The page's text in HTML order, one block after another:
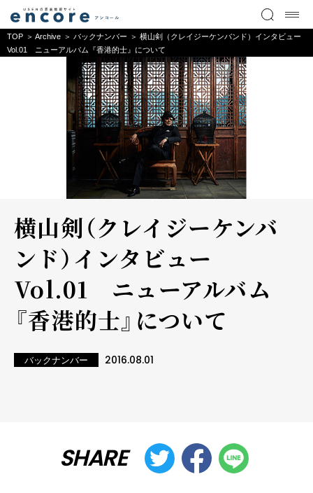
TOP Archive バックナンバー
横山剣（クレイジーケンバンド）インタビュー
Vol.01 ニューアルバム『香港的士』について
横山剣（クレイジーケンバ
ンド）インタビュー
Vol.01 ニューアルバム
『香港的士』について
バックナンバー 2016.08.01
SHARE